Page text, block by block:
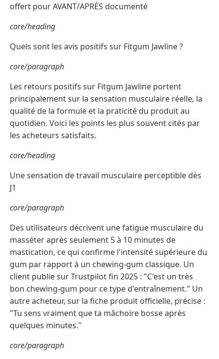
offert pour AVANT/APRÈS documenté
core/heading
Quels sont les avis positifs sur Fitgum Jawline ?
core/paragraph
Les retours positifs sur Fitgum Jawline portent
principalement sur la sensation musculaire réelle, la
qualité de la formule et la praticité du produit au
quotidien. Voici les points les plus souvent cités par
les acheteurs satisfaits.
core/heading
Une sensation de travail musculaire perceptible dès
J1
core/paragraph
Des utilisateurs décrivent une fatigue musculaire du
masséter après seulement 5 à 10 minutes de
mastication, ce qui confirme l'intensité supérieure du
gum par rapport à un chewing-gum classique. Un
client publie sur Trustpilot fin 2025 : "C'est un très
bon chewing-gum pour ce type d'entraînement." Un
autre acheteur, sur la fiche produit officielle, précise :
"Tu sens vraiment que ta mâchoire bosse après
quelques minutes."
core/paragraph